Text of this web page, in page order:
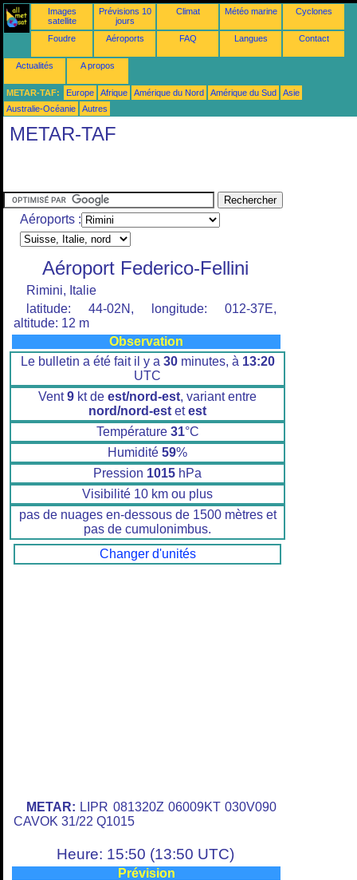
Images
satellite
Prévisions 10
jours
Climat Météo marine Cyclones
Foudre Aéroports FAQ Langues Contact
Actualités A propos
METAR-TAF: Europe Afrique Amérique du Nord Amérique du Sud
Asie
Australie-Océanie
Autres
METAR-TAF
Aéroports :
Aéroport Federico-Fellini
Rimini, Italie
latitude: 44-02N, longitude: 012-37E,
altitude: 12 m
Observation
Le bulletin a été fait il y a 30minutes, à 13:20
UTC
Vent9 kt de est/nord-est, variant entre
nord/nord-est etest
Température 31°C
Humidité 59%
Pression 1015 hPa
Visibilité 10 km ou plus
pas de nuages en-dessous de 1500 mètres et
pas de cumulonimbus.
Changer d'unités
METAR: LIPR 081320Z 06009KT 030V090
CAVOK 31/22 Q1015
Heure: 15:50 (13:50 UTC)
Prévision